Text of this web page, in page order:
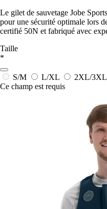
Le gilet de sauvetage Jobe
pour une sécurité optimale lors
certifié 50N et fabriqué avec
Taille
*
S/M L/XL 2XL/3XL
Ce champ est requis